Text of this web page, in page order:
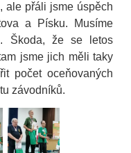
ale přáli jsme úspěch
a Písku. Musíme
Škoda, že se letos
jsme jich měli taky
počet oceňovaných
závodníků.